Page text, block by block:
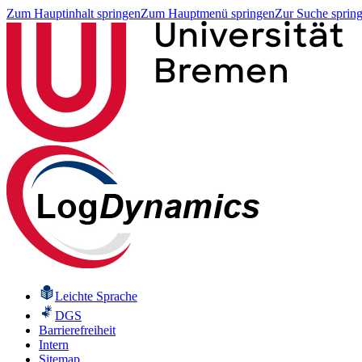
Zum Hauptinhalt springenZum Hauptmenü springenZur Suche
Leichte Sprache
DGS
Barrierefreiheit
Intern
Sitemap